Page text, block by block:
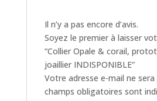
Il n’y a pas encore d’avis.
Soyez le premier à laisser
“Collier Opale & corail,
joaillier INDISPONIBLE”
Votre adresse e-mail ne sera
champs obligatoires sont